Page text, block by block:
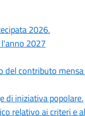
2026.
l'anno 2027
contributo
di iniziativa popolare.
relativo ai criteri e